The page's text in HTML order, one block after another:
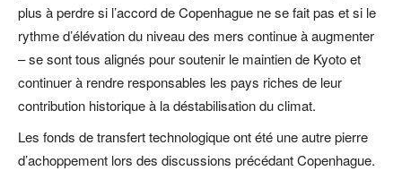
plus à perdre si l’accord de Copenhague ne se fait pas et si le
rythme d’élévation du niveau des mers continue à augmenter
– se sont tous alignés pour soutenir le maintien de Kyoto et
continuer à rendre responsables les pays riches de leur
contribution historique à la déstabilisation du climat.
Les fonds de transfert technologique ont été une autre pierre
d’achoppement lors des discussions précédant Copenhague.